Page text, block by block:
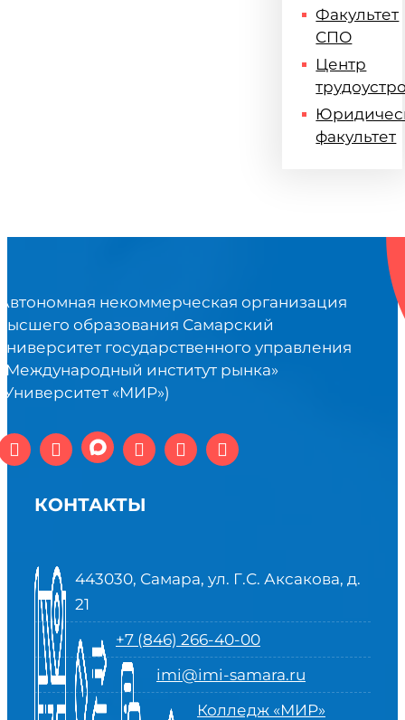
Факультет
СПО
Центр
факультет
некоммерческая организация
образования Самарский
государственного управления
институт рынка»
«МИР»)
КОНТАКТЫ
443030, Самара, ул. Г.С. Аксакова, д.
21
+7 (846) 266-40-00
imi@imi-samara.ru
Колледж «МИР»